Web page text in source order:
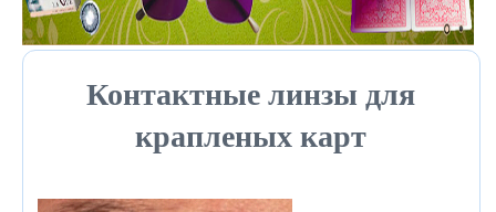
Контактные линзы для
крапленых карт